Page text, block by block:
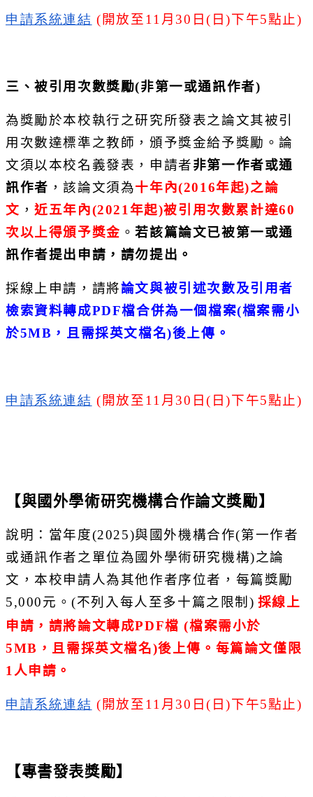
申請系統連結 ( 開放至 11 月 30 日( 日)下午5點止)
三、被引用次數獎勵(非第一或通訊作者)
為獎勵於本校執行之研究所發表之論文其被引
用次數達標準之教師，頒予獎金給予獎勵。論
文須以本校名義發表，申請者非第一作者或通
訊作者 ，該論文須為十年內(2016年起)之論
文 ，近五年內(2021 年起)被引用次數累計達60
次以上得頒予獎金 。若該篇論文已被第一或通
訊作者提出申請，請勿提出。
採線上申請，請將論文與被引述次數及引用者
檢索資料轉成PDF檔合併為一個檔案(檔案需小
於5MB ，且需採英文檔名)後上傳。
申請系統連結 ( 開放至 11 月 30 日( 日)下午5點止)
【與國外學術研究機構合作論文獎勵】
說明：當年度(2025)與國外機構合作(第一作者
或通訊作者之 單位為國外學術研究機構)之論
文，本校申請人為其他作者序位者， 每篇獎勵
5,000元。(不列入每人至多十篇之限制) 採線上
申請，請將論文轉成PDF檔 (檔案需小於
5MB ，且需採英文檔名)後上傳。每篇論文僅限
1人申請。
申請系統連結 ( 開放至 11 月 30 日( 日)下午5點止)
【專書發表獎勵】